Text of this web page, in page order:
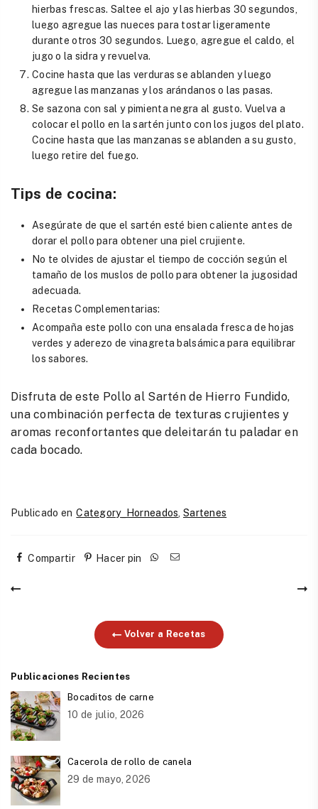
hierbas frescas. Saltee el ajo y las hierbas 30 segundos,
luego agregue las nueces para tostar ligeramente
durante otros 30 segundos. Luego, agregue el caldo, el
jugo o la sidra y revuelva.
Cocine hasta que las verduras se ablanden y luego
agregue las manzanas y los arándanos o las pasas.
Se sazona con sal y pimienta negra al gusto. Vuelva a
colocar el pollo en la sartén junto con los jugos del plato.
Cocine hasta que las manzanas se ablanden a su gusto,
luego retire del fuego.
Tips de cocina:
Asegúrate de que el sartén esté bien caliente antes de
dorar el pollo para obtener una piel crujiente.
No te olvides de ajustar el tiempo de cocción según el
tamaño de los muslos de pollo para obtener la jugosidad
adecuada.
Recetas Complementarias:
Acompaña este pollo con una ensalada fresca de hojas
verdes y aderezo de vinagreta balsámica para equilibrar
los sabores.
Disfruta de este Pollo al Sartén de Hierro Fundido,
una combinación perfecta de texturas crujientes y
aromas reconfortantes que deleitarán tu paladar en
cada bocado.
Publicado en Category_Horneados Sartenes
Compartir Hacer pin
Volver a Recetas
Publicaciones Recientes
Bocaditos de carne
10 de julio, 2026
Cacerola de rollo de canela
29 de mayo, 2026